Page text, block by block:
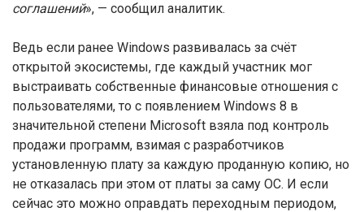
соглашений», — сообщил аналитик.
Ведь если ранее Windows развивалась за счёт
открытой экосистемы, где каждый участник мог
выстраивать собственные финансовые отношения с
пользователями, то с появлением Windows 8 в
значительной степени Microsoft взяла под контроль
продажи программ, взимая с разработчиков
установленную плату за каждую проданную копию, но
не отказалась при этом от платы за саму ОС. И если
сейчас это можно оправдать переходным периодом,